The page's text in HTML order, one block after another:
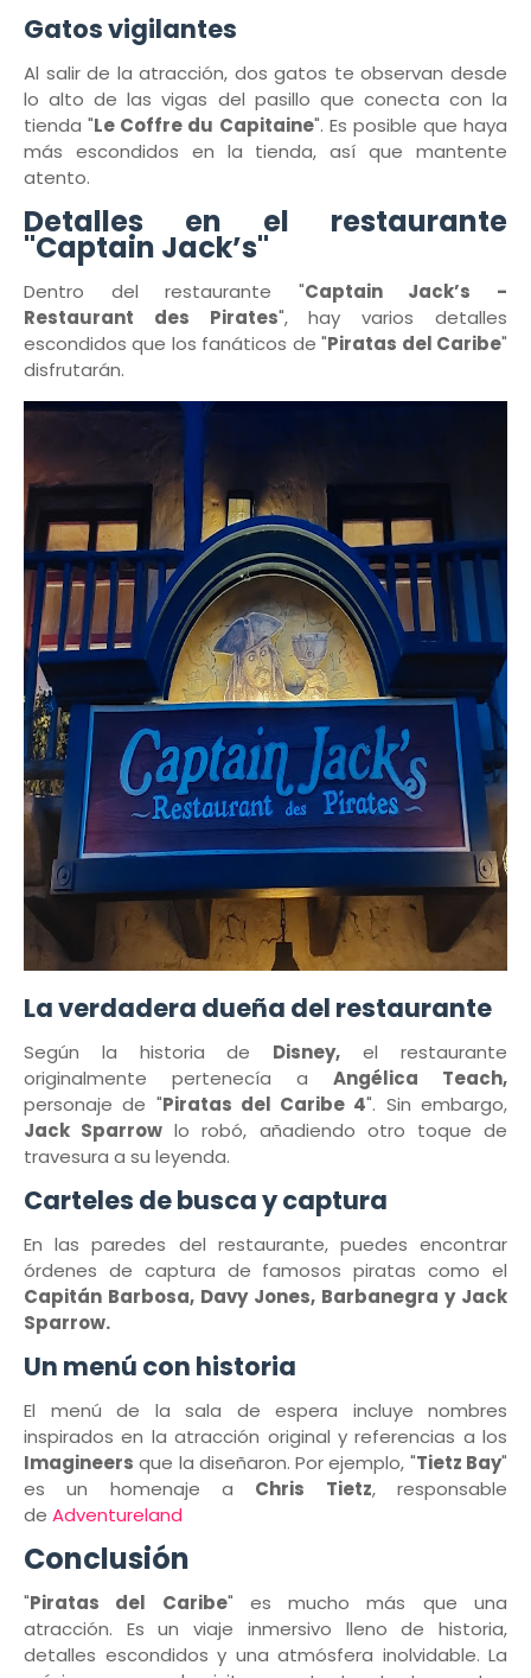
Gatos vigilantes
Al salir de la atracción, dos gatos te observan desde
lo alto de las vigas del pasillo que conecta con la
tienda "Le Coffre du Capitaine". Es posible que haya
más escondidos en la tienda, así que mantente
atento.
Detalles en el restaurante
"Captain Jack’s"
Dentro del restaurante "Captain Jack’s -
Restaurant des Pirates", hay varios detalles
escondidos que los fanáticos de "Piratas del Caribe"
disfrutarán.
La verdadera dueña del restaurante
Según la historia de Disney, el restaurante
originalmente pertenecía a Angélica Teach,
personaje de "Piratas del Caribe 4". Sin embargo,
Jack Sparrow lo robó, añadiendo otro toque de
travesura a su leyenda.
Carteles de busca y captura
En las paredes del restaurante, puedes encontrar
órdenes de captura de famosos piratas como el
Capitán Barbosa, Davy Jones, Barbanegra y Jack
Sparrow.
Un menú con historia
El menú de la sala de espera incluye nombres
inspirados en la atracción original y referencias a los
Imagineers que la diseñaron. Por ejemplo, "Tietz Bay"
es un homenaje a Chris Tietz, responsable
de Adventureland
Conclusión
"Piratas del Caribe" es mucho más que una
atracción. Es un viaje inmersivo lleno de historia,
detalles escondidos y una atmósfera inolvidable. La